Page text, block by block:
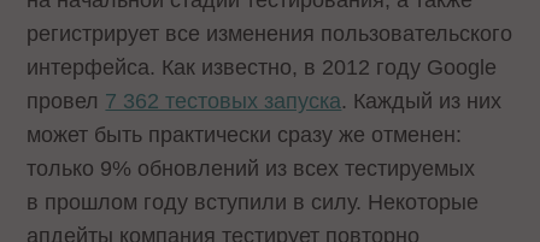
регистрирует все изменения пользовательского
интерфейса. Как известно, в 2012 году Google
провел 7 362 тестовых запуска. Каждый из них
может быть практически сразу же отменен:
только 9% обновлений из всех тестируемых
в прошлом году вступили в силу. Некоторые
апдейты компания тестирует повторно